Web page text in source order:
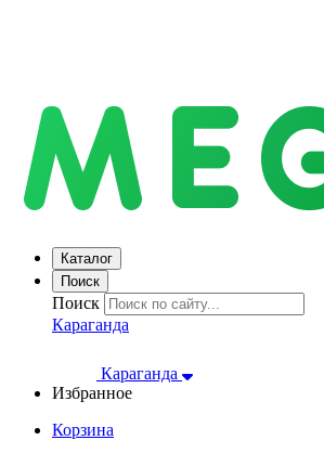
Каталог
Поиск
Поиск
Караганда
Караганда
Избранное
Корзина